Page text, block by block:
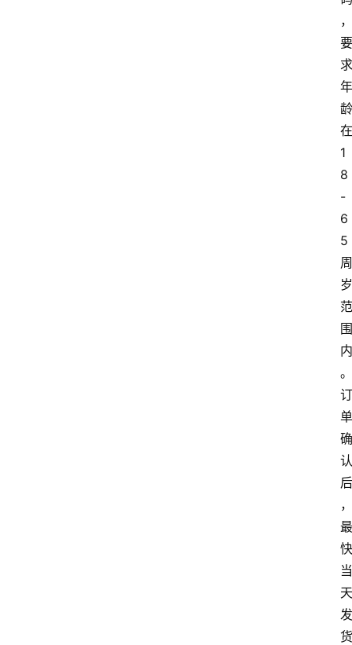
，
要
求
年
龄
在
1
8
-
6
5
周
岁
范
围
内
。
订
单
确
认
后
，
最
快
当
天
发
货